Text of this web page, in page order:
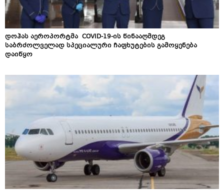
დოჰას აეროპორტმა COVID-19-ის წინააღმდეგ
საბრძოლველად სპეციალური ჩაფხუტების გამოყენება
დაიწყო